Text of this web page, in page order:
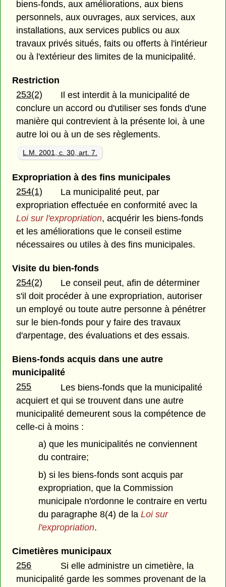
biens-fonds, aux améliorations, aux biens
personnels, aux ouvrages, aux services, aux
installations, aux services publics ou aux
travaux privés situés, faits ou offerts à l'intérieur
ou à l'extérieur des limites de la municipalité.
Restriction
253(2)
Il est interdit à la municipalité de
conclure un accord ou d'utiliser ses fonds d'une
manière qui contrevient à la présente loi, à une
autre loi ou à un de ses règlements.
L.M. 2001, c. 30, art. 7.
Expropriation à des fins municipales
254(1)
La municipalité peut, par
expropriation effectuée en conformité avec la
Loi sur l'expropriation, acquérir les biens-fonds
et les améliorations que le conseil estime
nécessaires ou utiles à des fins municipales.
Visite du bien-fonds
254(2)
Le conseil peut, afin de déterminer
s'il doit procéder à une expropriation, autoriser
un employé ou toute autre personne à pénétrer
sur le bien-fonds pour y faire des travaux
d'arpentage, des évaluations et des essais.
Biens-fonds acquis dans une autre
municipalité
255
Les biens-fonds que la municipalité
acquiert et qui se trouvent dans une autre
municipalité demeurent sous la compétence de
celle-ci à moins :
a) que les municipalités ne conviennent
du contraire;
b) si les biens-fonds sont acquis par
expropriation, que la Commission
municipale n'ordonne le contraire en vertu
du paragraphe 8(4) de laLoi sur
l'expropriation.
Cimetières municipaux
256
Si elle administre un cimetière, la
municipalité garde les sommes provenant de la